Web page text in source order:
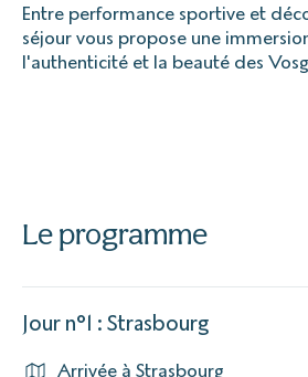
Entre performance sportive et
séjour vous propose une
l'authenticité et la beauté des
Le programme
Jour n°1 : Strasbourg
Arrivée à Strasbourg